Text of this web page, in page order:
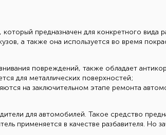
предназначен для конкретного вида
а также она используется во время
повреждений, также обладает
для металлических поверхностей;
на заключительном этапе ремонта
для автомобилей. Такое средство
применяется в качестве разбавителя. Но